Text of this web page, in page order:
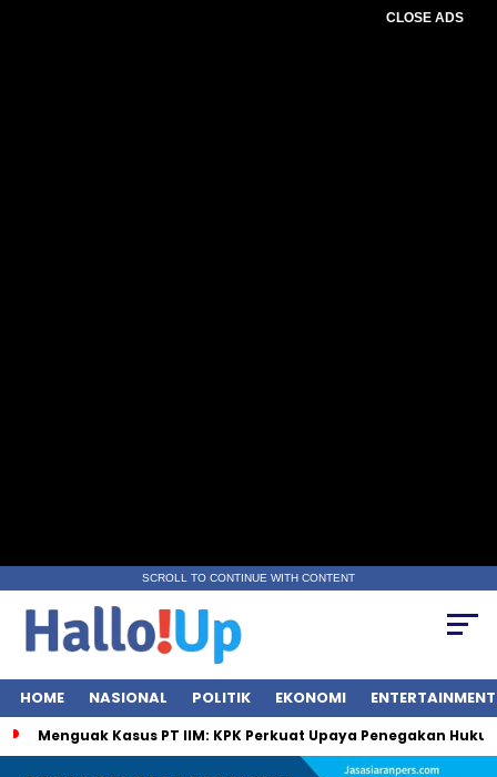
CLOSE ADS
SCROLL TO CONTINUE WITH CONTENT
HOME NASIONAL POLITIK EKONOMI ENTERTAINMENT
Menguak Kasus PT IIM: KPK Perkuat Upaya Penegakan